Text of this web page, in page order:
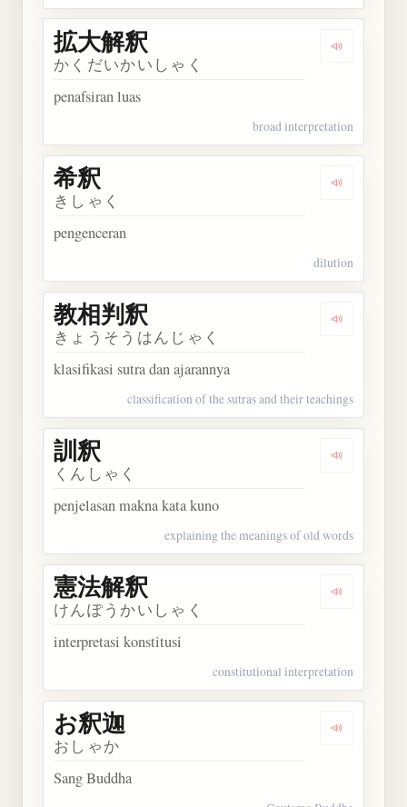
Dengarkan
拡大解釈
かくだいかいしゃく
penafsiran luas
broad interpretation
Dengarkan
希釈
きしゃく
pengenceran
dilution
Dengarkan
教相判釈
きょうそうはんじゃく
klasifikasi sutra dan ajarannya
classification of the sutras and their teachings
Dengarkan
訓釈
くんしゃく
penjelasan makna kata kuno
explaining the meanings of old words
Dengarkan
憲法解釈
けんぽうかいしゃく
interpretasi konstitusi
constitutional interpretation
Dengarkan
お釈迦
おしゃか
Sang Buddha